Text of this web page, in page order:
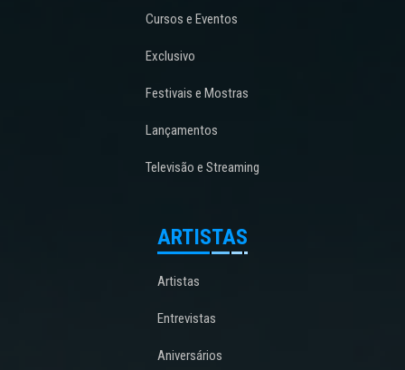
Cursos e Eventos
Exclusivo
Festivais e Mostras
Lançamentos
Televisão e Streaming
ARTISTAS
Artistas
Entrevistas
Aniversários